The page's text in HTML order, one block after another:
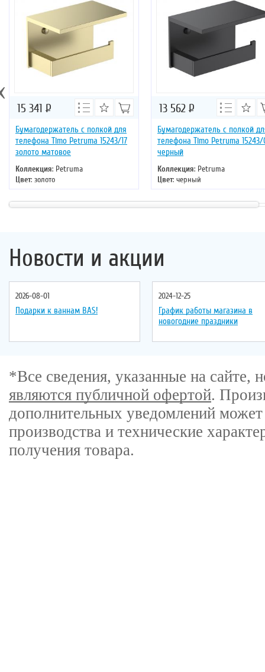
Бумагодержатель с полкой для
телефона Timo Petruma 15243/17
золото матовое
Коллекция: Petruma
Цвет: золото
15 341 Р
Бумагодержатель с полкой
телефона Timo Petruma
черный
Коллекция: Petruma
Цвет: черный
13 562 Р
Новости и акции
2026-08-01
Подарки к ваннам BAS!
2024-12-25
График работы магазина в
новогодние праздники
*Все сведения, указанные на
являются публичной офертой.
дополнительных уведомлений
производства и технические
получения товара.